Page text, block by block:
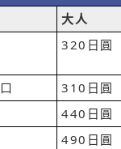
大人
320日圓
310日圓
440日圓
490日圓